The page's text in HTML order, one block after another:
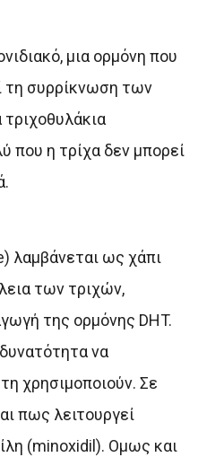
μια ορμόνη που
τη συρρίκνωση των
που η τρίχα δεν μπορεί
λαμβάνεται ως χάπι
των τριχών,
της ορμόνης DHT.
να
χρησιμοποιούν. Σε
πως λειτουργεί
(minoxidil). Ομως και